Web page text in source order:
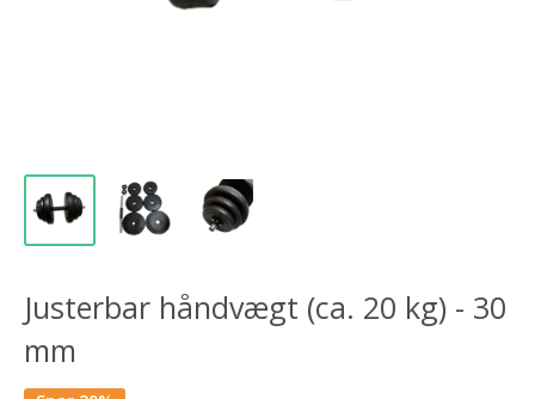
Justerbar håndvægt (ca. 20 kg) - 30
mm